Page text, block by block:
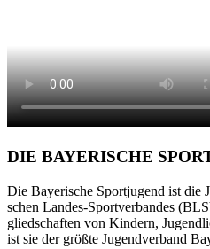
DIE BAYE­RI­SCHE
Die Baye­ri­sche Sport­ju­gend ist die
schen Lan­des-Sport­ver­ban­des
glied­schaf­ten von Kin­dern,
ist sie der größte Jugend­ver­band